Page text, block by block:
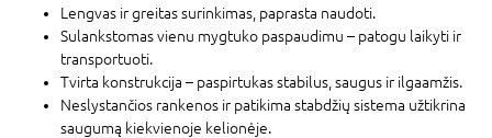
Lengvas ir greitas surinkimas, paprasta naudoti.
Sulankstomas vienu mygtuko paspaudimu – patogu laikyti ir
transportuoti.
Tvirta konstrukcija – paspirtukas stabilus, saugus ir ilgaamžis.
Neslystančios rankenos ir patikima stabdžių sistema užtikrina
saugumą kiekvienoje kelionėje.